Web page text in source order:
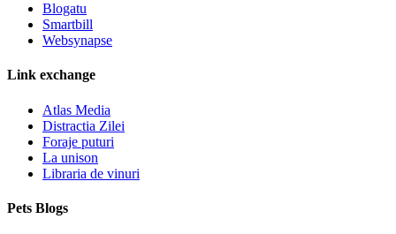
Blogatu
Smartbill
Websynapse
Link exchange
Atlas Media
Distractia Zilei
Foraje puturi
La unison
Libraria de vinuri
Pets Blogs